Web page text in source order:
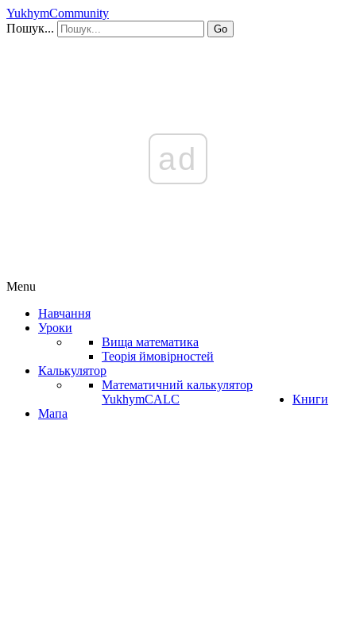
YukhymCommunity
Пошук...
Go
ad
Menu
Навчання
Уроки
Вища математика
Теорія ймовірностей
Калькулятор
Математичний калькулятор
YukhymCALC
Книги
Мапа